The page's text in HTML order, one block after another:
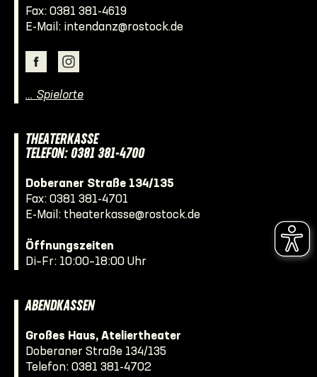
Fax: 0381 381-4619
E-Mail: intendanz@rostock.de
… Spielorte
THEATERKASSE
TELEFON: 0381 381-4700
Doberaner Straße 134/135
Fax: 0381 381-4701
E-Mail: theaterkasse@rostock.de
Öffnungszeiten
Di–Fr: 10:00–18:00 Uhr
ABENDKASSEN
Großes Haus, Ateliertheater
Doberaner Straße 134/135
Telefon: 0381 381-4702